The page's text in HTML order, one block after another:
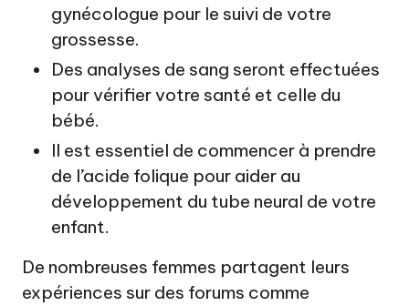
gynécologue pour le suivi de votre
grossesse.
Des analyses de sang seront effectuées
pour vérifier votre santé et celle du
bébé.
Il est essentiel de commencer à prendre
de l’acide folique pour aider au
développement du tube neural de votre
enfant.
De nombreuses femmes partagent leurs
expériences sur des forums comme